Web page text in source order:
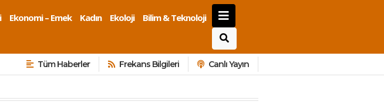
Ekonomi – Emek Kadın Ekoloji
Bilim & Teknoloji
Tüm Haberler Frekans Bilgileri Canlı Yayın